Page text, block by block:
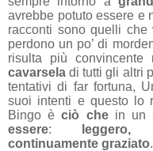
avrebbe potuto essere e
racconti sono quelli che
perdono un po’ di
risulta più convincente
cavarsela di tutti gli altri
tentativi di far fortuna,
suoi intenti e questo lo
Bingo èciò chein un
essere:
leggero,
continuamente graziato.